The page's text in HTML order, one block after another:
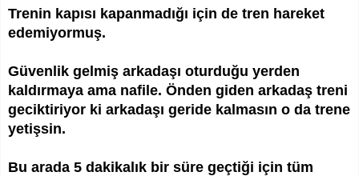
Trenin kapısı kapanmadığı için de tren hareket
edemiyormuş.
Güvenlik gelmiş arkadaşı oturduğu yerden
kaldırmaya ama nafile. Önden giden arkadaş treni
geciktiriyor ki arkadaşı geride kalmasın o da trene
yetişsin.
Bu arada 5 dakikalık bir süre geçtiği için tüm